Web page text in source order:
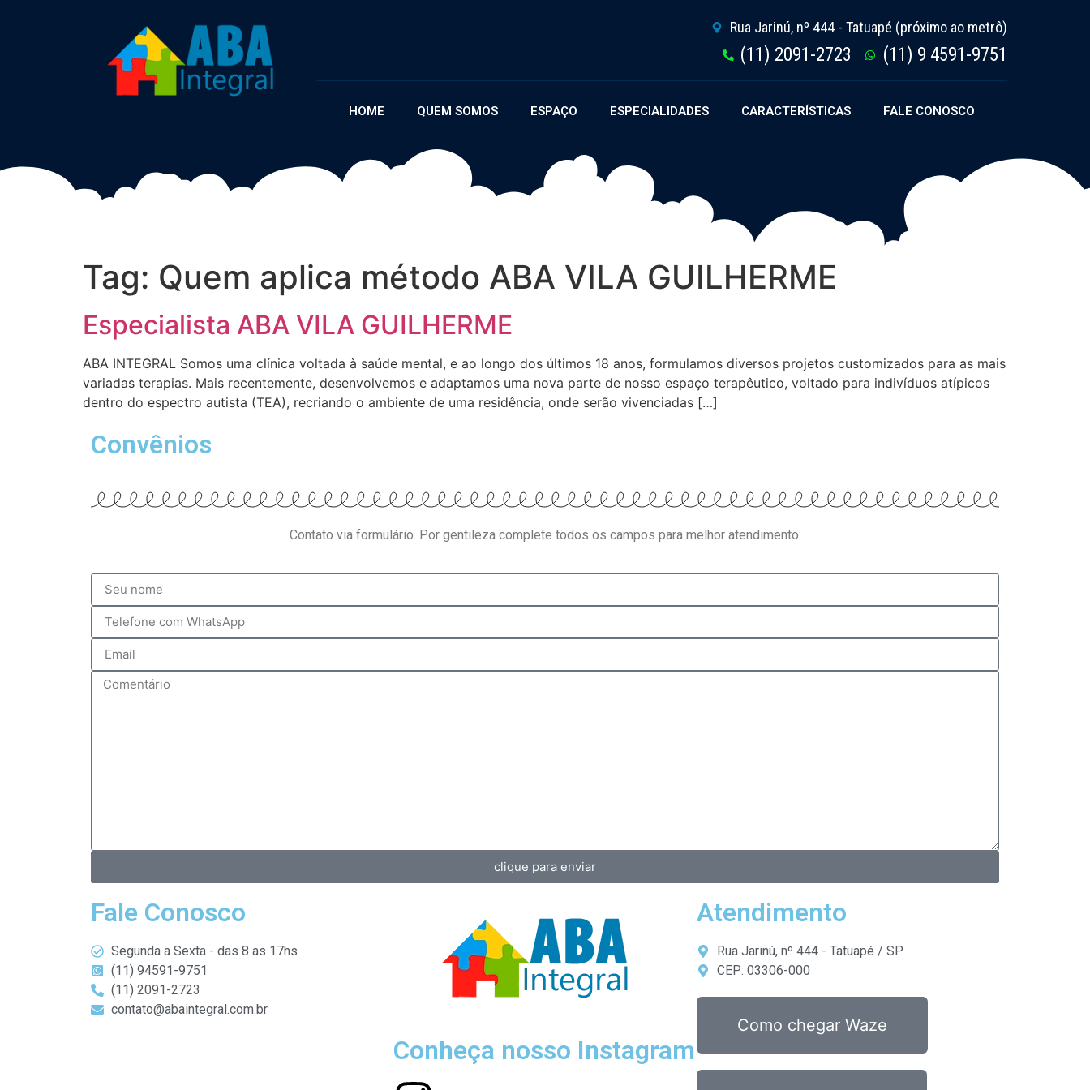
Rua Jarinú, nº 444 - Tatuapé (próximo ao metrô)
(11) 2091-2723 (11) 9 4591-9751
HOME QUEM SOMOS ESPAÇO ESPECIALIDADES CARACTERÍSTICAS FALE CONOSCO
Tag: Quem aplica método ABA VILA GUILHERME
Especialista ABA VILA GUILHERME
ABA INTEGRAL Somos uma clínica voltada à saúde mental, e ao longo dos últimos 18 anos, formulamos diversos projetos customizados para as mais
variadas terapias. Mais recentemente, desenvolvemos e adaptamos uma nova parte de nosso espaço terapêutico, voltado para indivíduos atípicos
dentro do espectro autista (TEA), recriando o ambiente de uma residência, onde serão vivenciadas […]
Convênios
Contato via formulário. Por gentileza complete todos os campos para melhor atendimento:
clique para enviar
Fale Conosco
Segunda a Sexta - das 8 as 17hs
(11) 94591-9751
(11) 2091-2723
contato@abaintegral.com.br
Conheça nosso Instagram
Atendimento
Rua Jarinú, nº 444 - Tatuapé / SP
CEP: 03306-000
Como chegar Waze